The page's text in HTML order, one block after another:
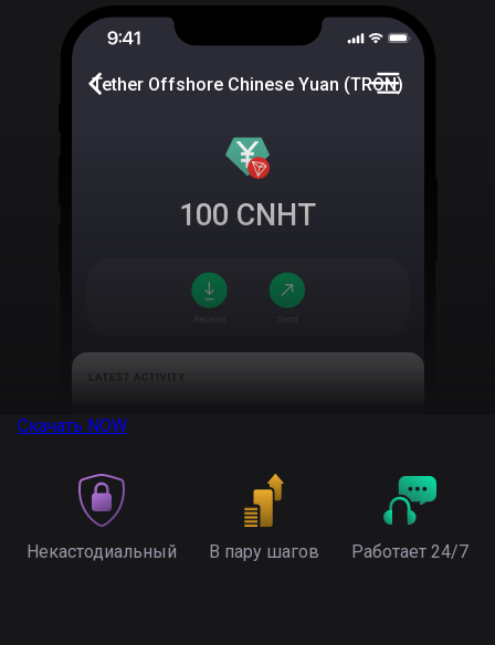
Tether Offshore Chinese Yuan (TRON)
100 CNHT
Скачать NOW
Некастодиальный В пару шагов Работает 24/7